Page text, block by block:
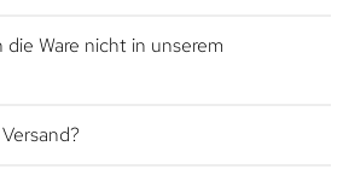
die Ware nicht in unserem